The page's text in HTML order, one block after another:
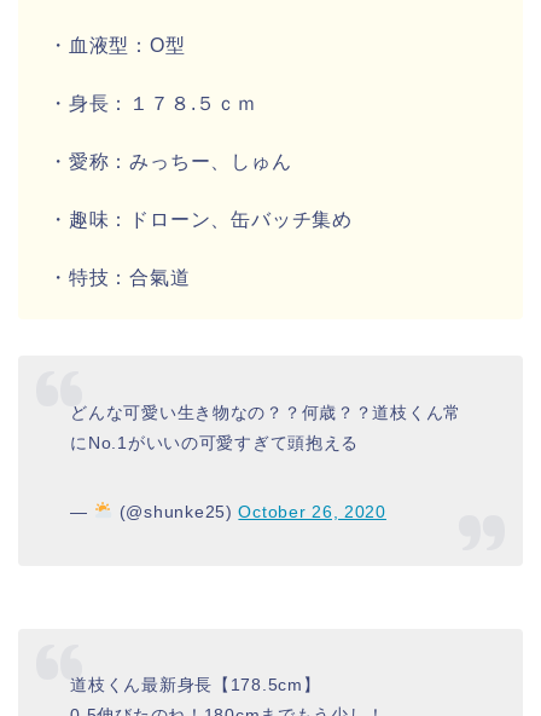
・血液型： O型
・身長： １７８.５ｃｍ
・愛称：みっちー、しゅん
・趣味： ドローン、缶バッチ集め
・特技：合氣道
どんな可愛い生き物なの？？何歳？？道枝くん常
にNo.1がいいの可愛すぎて頭抱える
— (@shunke25)October 26, 2020
道枝くん最新身長【178.5cm】